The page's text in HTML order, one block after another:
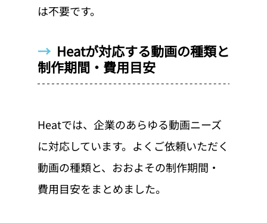
は不要です。
→ Heatが対応する動画の種類と
制作期間・費用目安
Heatでは、企業のあらゆる動画ニーズ
に対応しています。よくご依頼いただく
動画の種類と、おおよその制作期間・
費用目安をまとめました。